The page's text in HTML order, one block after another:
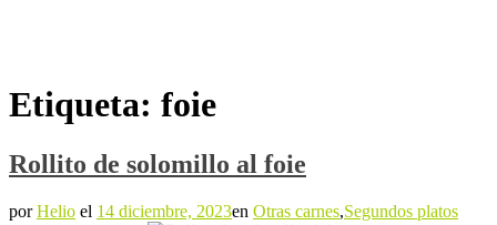
Etiqueta: foie
Rollito de solomillo al foie
porHelio el 14 diciembre, 2023en Otras carnes,Segundos platos